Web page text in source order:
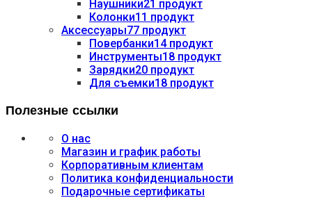
Наушники21 продукт
Колонки11 продукт
Аксессуары77 продукт
Повербанки14 продукт
Инструменты18 продукт
Зарядки20 продукт
Для съемки18 продукт
Полезные ссылки
О нас
Магазин и график работы
Корпоративным клиентам
Политика конфиденциальности
Подарочные сертификаты